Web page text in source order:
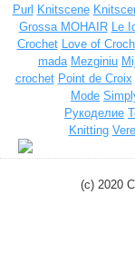
Purl Knitscene
Grossa MOHAIR Le
Crochet Love of
mada Mezginiu
crochet Point de Croix
Mode
Рукоделие
Knitting
(c) 2020